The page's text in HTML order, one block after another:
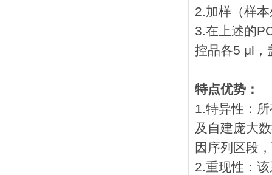
2.加样（样
3.在上述的
控品各5 μl，
特点优势：
1.特异性：
及自建庞大
因序列区段
2.重现性：